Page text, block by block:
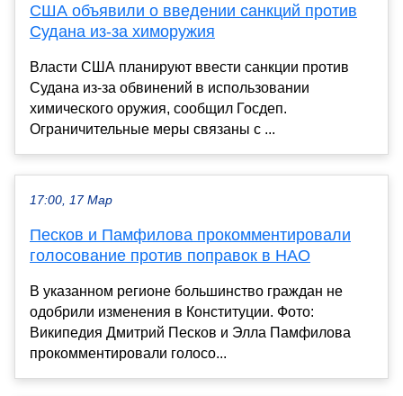
США объявили о введении санкций против
Судана из-за химоружия
Власти США планируют ввести санкции против
Судана из-за обвинений в использовании
химического оружия, сообщил Госдеп.
Ограничительные меры связаны с ...
17:00, 17 Мар
Песков и Памфилова прокомментировали
голосование против поправок в НАО
В указанном регионе большинство граждан не
одобрили изменения в Конституции. Фото:
Википедия Дмитрий Песков и Элла Памфилова
прокомментировали голосо...